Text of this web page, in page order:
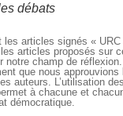
débats
les articles signés « URC
les articles proposés sur
notre champ de
que nous approuvions
auteurs. L’utilisation
à chacune et
démocratique.